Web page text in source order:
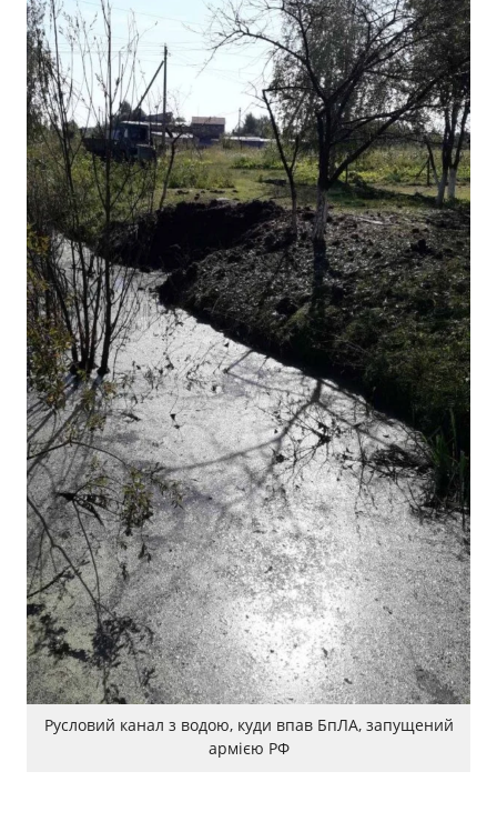
Русловий канал з водою, куди впав БпЛА, запущений
армією РФ